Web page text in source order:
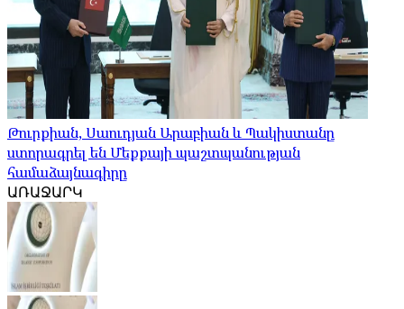
Թուրքիան, Սաուդյան Արաբիան և Պակիստանը
ստորագրել են Մեքքայի պաշտպանության
համաձայնագիրը
ԱՌԱՋԱՐԿ